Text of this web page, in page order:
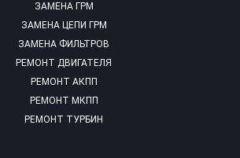
ЗАМЕНА ГРМ
ЗАМЕНА ЦЕПИ ГРМ
ЗАМЕНА ФИЛЬТРОВ
РЕМОНТ ДВИГАТЕЛЯ
РЕМОНТ АКПП
РЕМОНТ МКПП
РЕМОНТ ТУРБИН